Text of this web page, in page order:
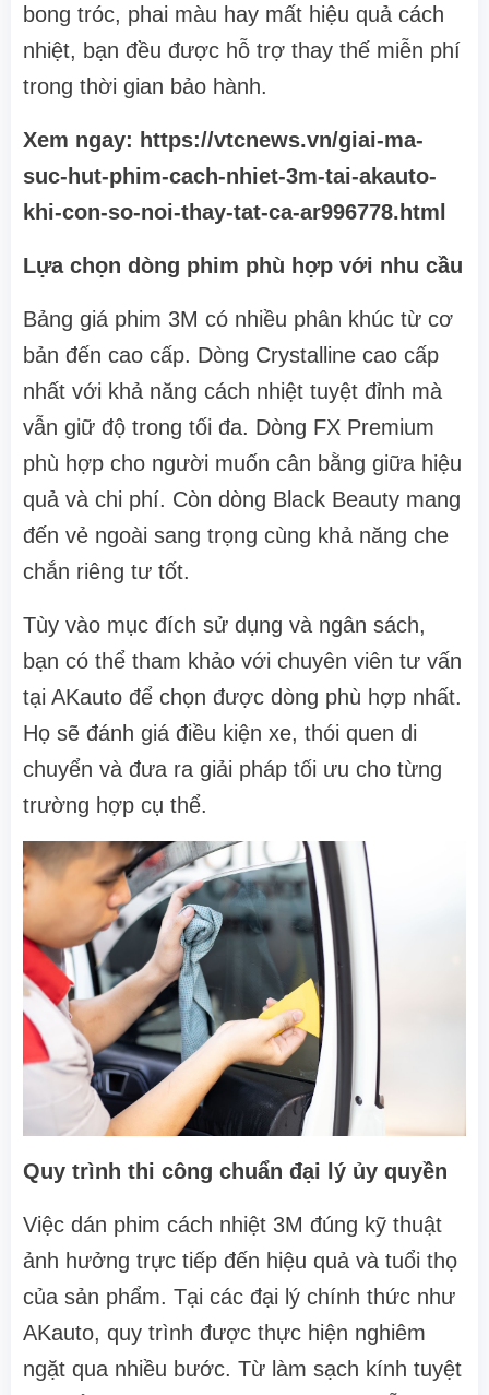
bong tróc, phai màu hay mất hiệu quả cách
nhiệt, bạn đều được hỗ trợ thay thế miễn phí
trong thời gian bảo hành.
Xem ngay: https://vtcnews.vn/giai-ma-
suc-hut-phim-cach-nhiet-3m-tai-akauto-
khi-con-so-noi-thay-tat-ca-ar996778.html
Lựa chọn dòng phim phù hợp với nhu cầu
Bảng giá phim 3M có nhiều phân khúc từ cơ
bản đến cao cấp. Dòng Crystalline cao cấp
nhất với khả năng cách nhiệt tuyệt đỉnh mà
vẫn giữ độ trong tối đa. Dòng FX Premium
phù hợp cho người muốn cân bằng giữa hiệu
quả và chi phí. Còn dòng Black Beauty mang
đến vẻ ngoài sang trọng cùng khả năng che
chắn riêng tư tốt.
Tùy vào mục đích sử dụng và ngân sách,
bạn có thể tham khảo với chuyên viên tư vấn
tại AKauto để chọn được dòng phù hợp nhất.
Họ sẽ đánh giá điều kiện xe, thói quen di
chuyển và đưa ra giải pháp tối ưu cho từng
trường hợp cụ thể.
Quy trình thi công chuẩn đại lý ủy quyền
Việc dán phim cách nhiệt 3M đúng kỹ thuật
ảnh hưởng trực tiếp đến hiệu quả và tuổi thọ
của sản phẩm. Tại các đại lý chính thức như
AKauto, quy trình được thực hiện nghiêm
ngặt qua nhiều bước. Từ làm sạch kính tuyệt